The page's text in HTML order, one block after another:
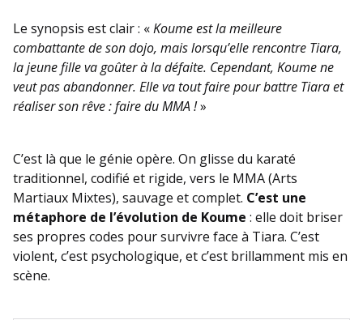
Le synopsis est clair : «Koume est la meilleure
combattante de son dojo, mais lorsqu’elle rencontre Tiara,
la jeune fille va goûter à la défaite. Cependant, Koume ne
veut pas abandonner. Elle va tout faire pour battre Tiara et
réaliser son rêve : faire du MMA !»
C’est là que le génie opère. On glisse du karaté
traditionnel, codifié et rigide, vers le MMA (Arts
Martiaux Mixtes), sauvage et complet. C’est une
métaphore de l’évolution de Koume : elle doit briser
ses propres codes pour survivre face à Tiara. C’est
violent, c’est psychologique, et c’est brillamment mis en
scène.